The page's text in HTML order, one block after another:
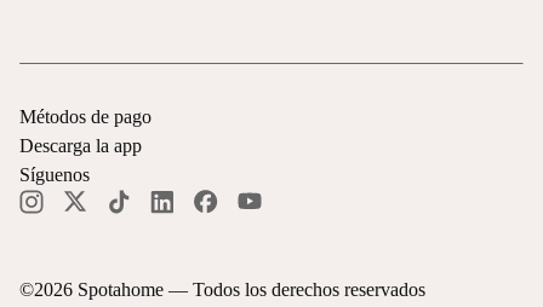
©2026 Spotahome — Todos los derechos reservados
Métodos de pago
Descarga la app
Síguenos